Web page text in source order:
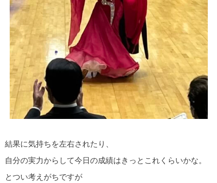
結果に気持ちを左右されたり、
自分の実力からして今日の成績はきっとこれくらいかな。
とつい考えがちですが